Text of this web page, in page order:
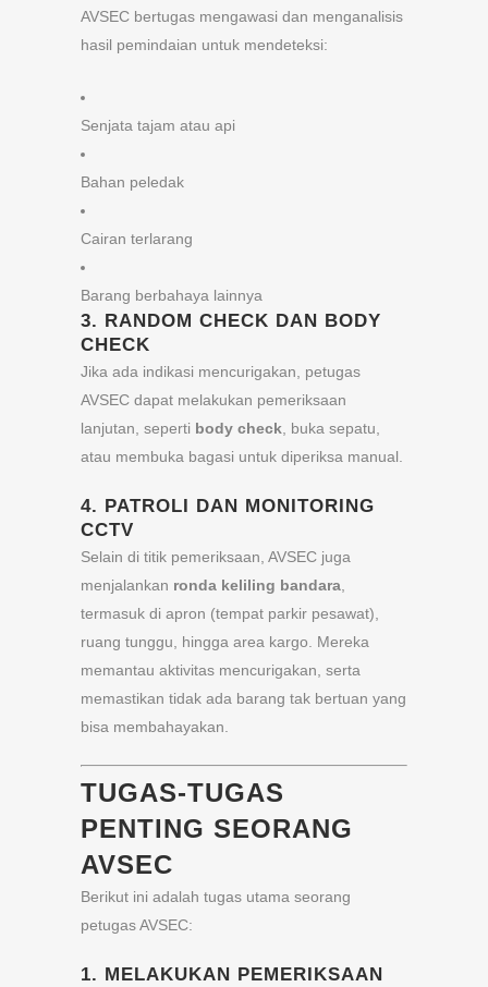
AVSEC bertugas mengawasi dan menganalisis
hasil pemindaian untuk mendeteksi:
Senjata tajam atau api
Bahan peledak
Cairan terlarang
Barang berbahaya lainnya
3. RANDOM CHECK DAN BODY
CHECK
Jika ada indikasi mencurigakan, petugas
AVSEC dapat melakukan pemeriksaan
lanjutan, seperti body check, buka sepatu,
atau membuka bagasi untuk diperiksa manual.
4. PATROLI DAN MONITORING
CCTV
Selain di titik pemeriksaan, AVSEC juga
menjalankan ronda keliling bandara,
termasuk di apron (tempat parkir pesawat),
ruang tunggu, hingga area kargo. Mereka
memantau aktivitas mencurigakan, serta
memastikan tidak ada barang tak bertuan yang
bisa membahayakan.
TUGAS-TUGAS
PENTING SEORANG
AVSEC
Berikut ini adalah tugas utama seorang
petugas AVSEC:
1. MELAKUKAN PEMERIKSAAN